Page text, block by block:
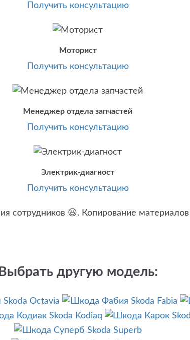
Получить консультацию
Моторист
Получить консультацию
Менеджер отдела запчастей
Получить консультацию
Электрик-диагност
Получить консультацию
Выбрать другую модель:
Skoda Octavia
Skoda Fabia
Skoda Kodiaq
Skoda Superb